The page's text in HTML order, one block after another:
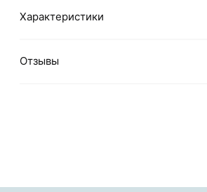
Характеристики
Отзывы